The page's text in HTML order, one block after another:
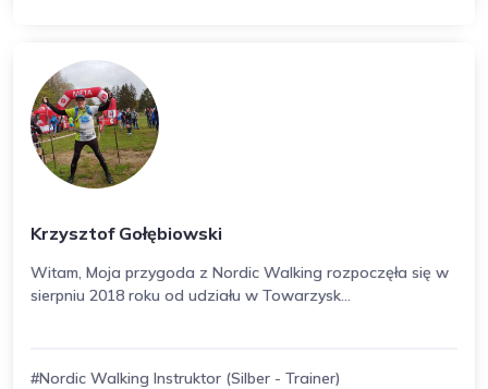
Krzysztof Gołębiowski
Witam, Moja przygoda z Nordic Walking rozpoczęła się w
sierpniu 2018 roku od udziału w Towarzysk...
#Nordic Walking Instruktor (Silber - Trainer)